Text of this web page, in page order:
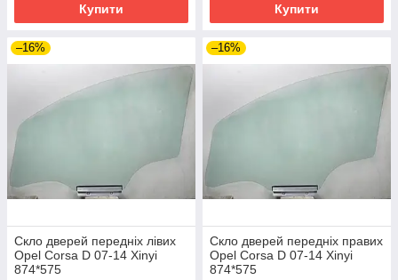
Купити Купити
–16%
Скло дверей передніх лівих
Opel Corsa D 07-14 Xinyi
874*575
–16%
Скло дверей передніх правих
Opel Corsa D 07-14 Xinyi
874*575